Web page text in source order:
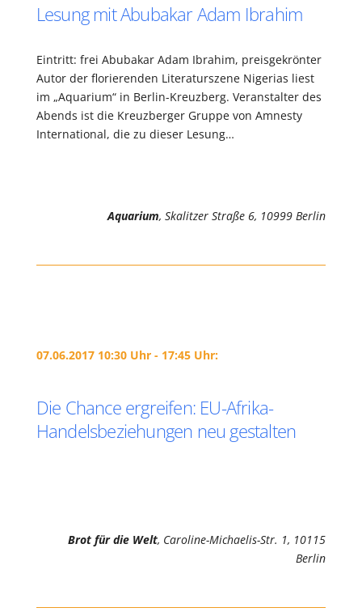
Lesung mit Abubakar Adam Ibrahim
Eintritt: frei Abubakar Adam Ibrahim, preisgekrönter
Autor der florierenden Literaturszene Nigerias liest
im „Aquarium“ in Berlin-Kreuzberg. Veranstalter des
Abends ist die Kreuzberger Gruppe von Amnesty
International, die zu dieser Lesung…
Aquarium, Skalitzer Straße 6, 10999 Berlin
07.06.2017 10:30 Uhr - 17:45 Uhr:
Die Chance ergreifen: EU-Afrika-
Handelsbeziehungen neu gestalten
Brot für die Welt, Caroline-Michaelis-Str. 1, 10115
Berlin